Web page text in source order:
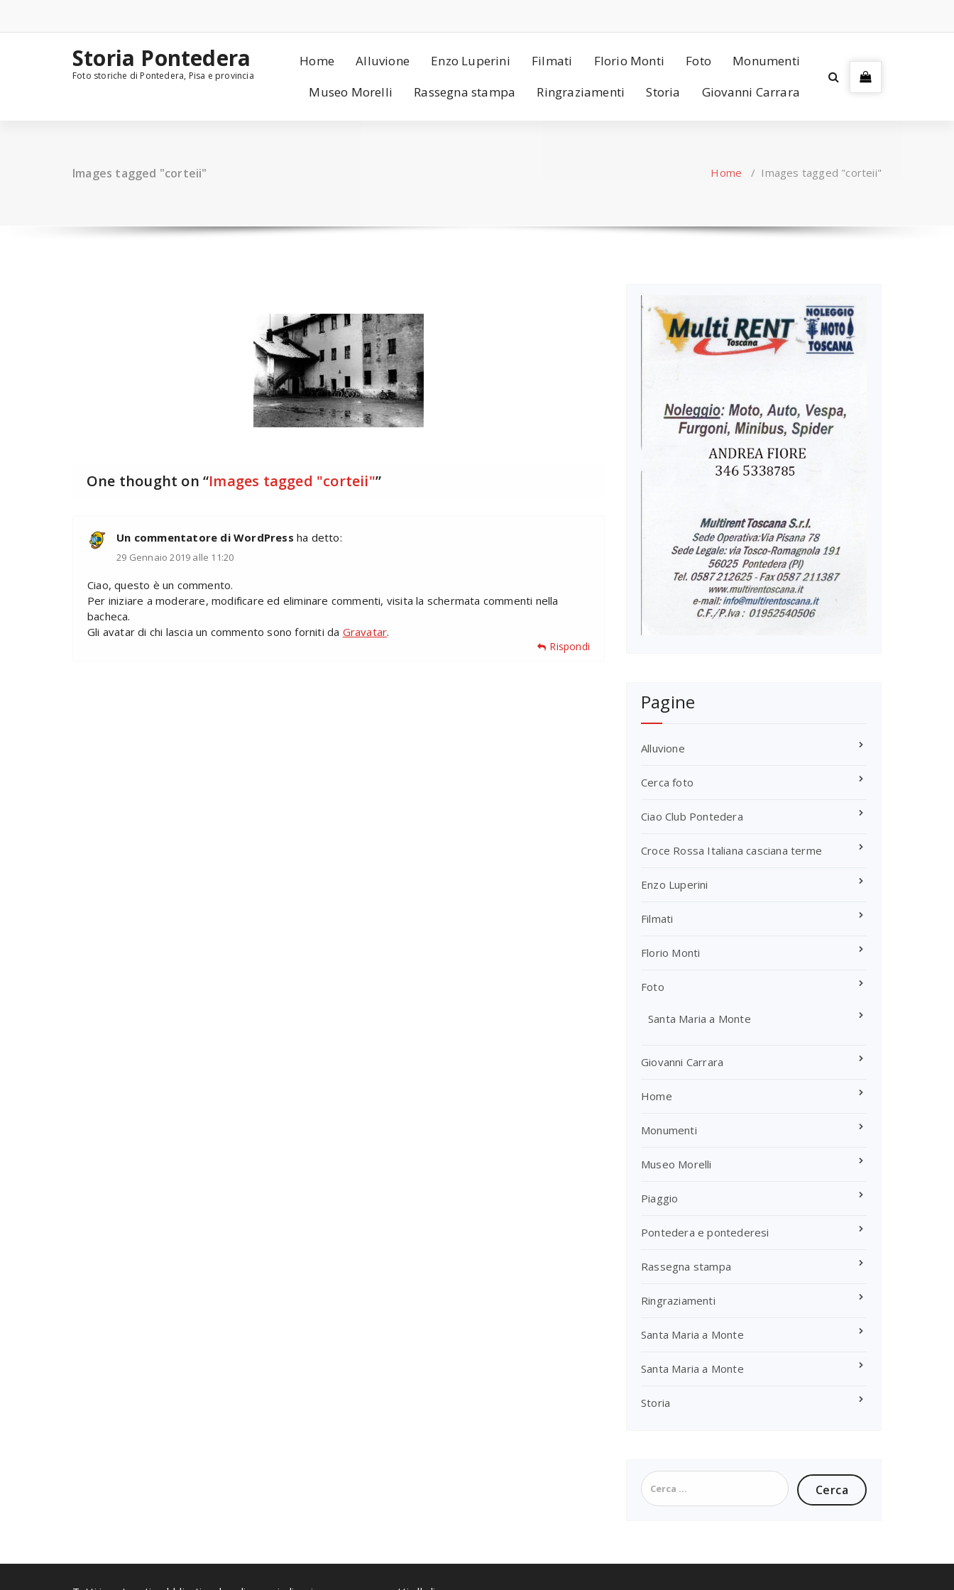
content
Storia Pontedera
Foto storiche di Pontedera, Pisa e provincia
Home Alluvione Enzo Luperini Filmati Florio Monti Foto
Monumenti
Museo Morelli
Rassegna stampa Ringraziamenti Storia Giovanni Carrara
Images tagged "corteii" Home / Images tagged "corteii"
One thought on “Images tagged "corteii"”
Un commentatore di WordPress ha detto:
29 Gennaio 2019 alle 11:20
Ciao, questo è un commento.
Per iniziare a moderare, modificare ed eliminare commenti, visita la schermata commenti nella
bacheca.
Gli avatar di chi lascia un commento sono forniti da Gravatar.
Rispondi
Pagine
Alluvione
Cerca foto
Ciao Club Pontedera
Croce Rossa Italiana casciana terme
Enzo Luperini
Filmati
Florio Monti
Foto
Santa Maria a Monte
Giovanni Carrara
Home
Monumenti
Museo Morelli
Piaggio
Pontedera e pontederesi
Rassegna stampa
Ringraziamenti
Santa Maria a Monte
Santa Maria a Monte
Storia
Ricerca
per: